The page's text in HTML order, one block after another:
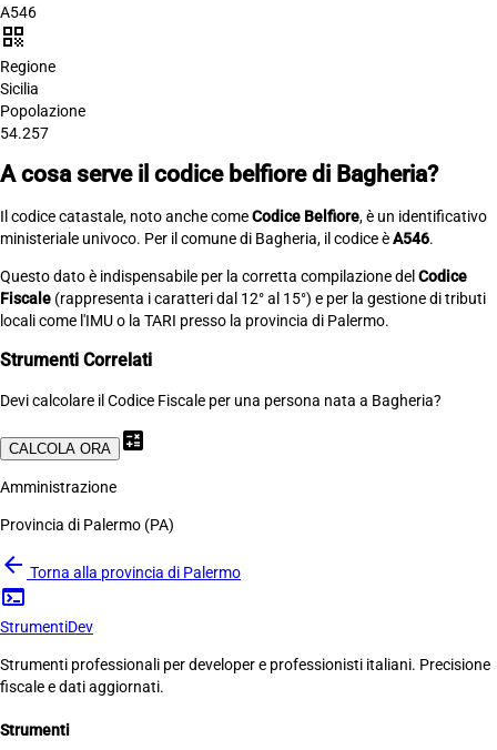
A546
qr_code
Regione
Sicilia
Popolazione
54.257
A cosa serve il codice belfiore di Bagheria?
Il codice catastale, noto anche comeCodice Belfiore, è un identificativo
ministeriale univoco. Per il comune di Bagheria, il codice èA546.
Questo dato è indispensabile per la corretta compilazione del Codice
Fiscale (rappresenta i caratteri dal 12° al 15°) e per la gestione di tributi
locali come l'IMU o la TARI presso la provincia di Palermo.
Strumenti Correlati
Devi calcolare il Codice Fiscale per una persona nata a Bagheria?
CALCOLA ORA calculate
Amministrazione
Provincia di Palermo (PA)
arrow_back Torna alla provincia di Palermo
terminal
StrumentiDev
Strumenti professionali per developer e professionisti italiani. Precisione
fiscale e dati aggiornati.
Strumenti